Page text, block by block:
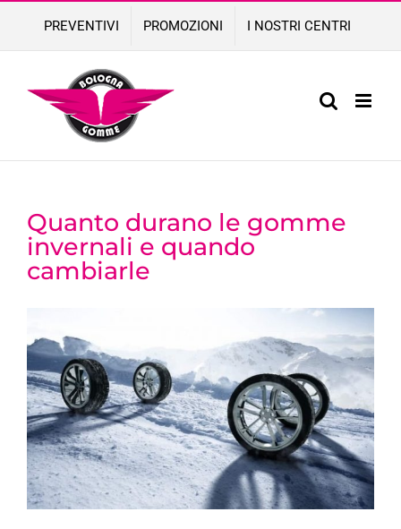
content
PREVENTIVI PROMOZIONI I NOSTRI CENTRI
Quanto durano le gomme
invernali e quando
cambiarle